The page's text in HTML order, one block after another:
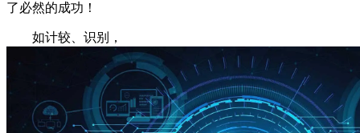
了必然的成功！
如计较、识别，